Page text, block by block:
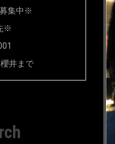
集中※
※
井まで